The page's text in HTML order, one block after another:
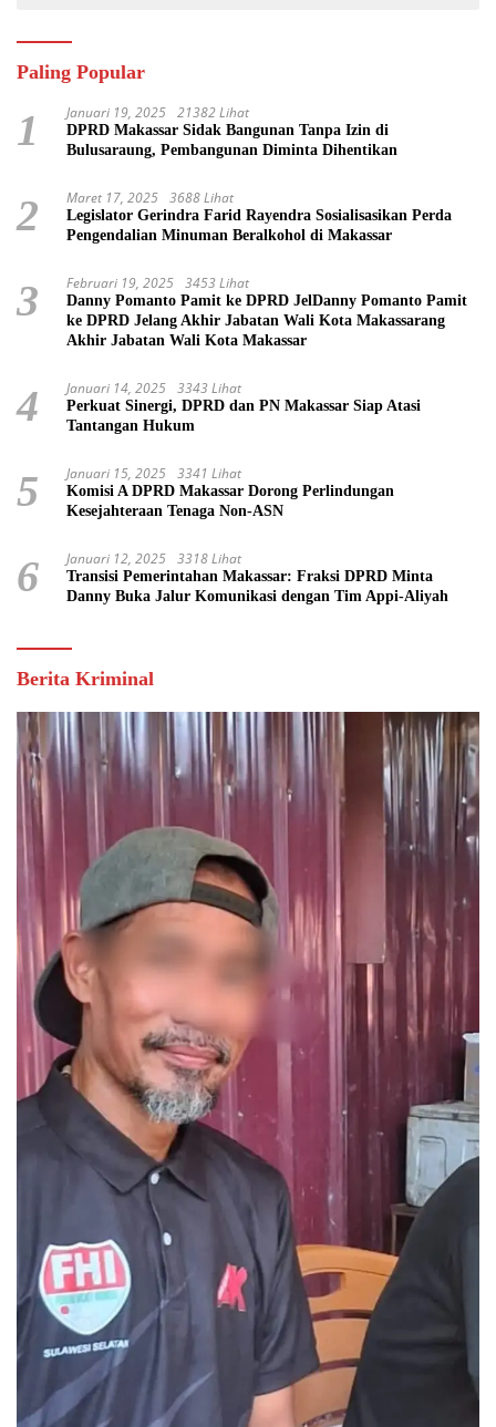
Paling Popular
1 Januari 19, 2025 21382 Lihat
DPRD Makassar Sidak Bangunan Tanpa Izin di
Bulusaraung, Pembangunan Diminta Dihentikan
2 Maret 17, 2025 3688 Lihat
Legislator Gerindra Farid Rayendra Sosialisasikan Perda
Pengendalian Minuman Beralkohol di Makassar
3 Februari 19, 2025 3453 Lihat
Danny Pomanto Pamit ke DPRD JelDanny Pomanto Pamit
ke DPRD Jelang Akhir Jabatan Wali Kota Makassarang
Akhir Jabatan Wali Kota Makassar
4 Januari 14, 2025 3343 Lihat
Perkuat Sinergi, DPRD dan PN Makassar Siap Atasi
Tantangan Hukum
5 Januari 15, 2025 3341 Lihat
Komisi A DPRD Makassar Dorong Perlindungan
Kesejahteraan Tenaga Non-ASN
6 Januari 12, 2025 3318 Lihat
Transisi Pemerintahan Makassar: Fraksi DPRD Minta
Danny Buka Jalur Komunikasi dengan Tim Appi-Aliyah
Berita Kriminal